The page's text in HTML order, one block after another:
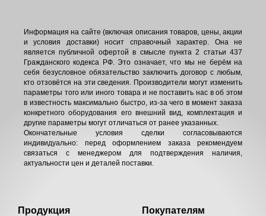
Информация на сайте (включая описания товаров, цены, акции
и условия доставки) носит справочный характер. Она не
является публичной офертой в смысле пункта 2 статьи 437
Гражданского кодекса РФ. Это означает, что мы не берём на
себя безусловное обязательство заключить договор с любым,
кто отзовётся на эти сведения. Производители могут изменить
параметры того или иного товара и не поставить нас в об этом
в известность максимально быстро, из-за чего в момент заказа
конкретного оборудования его внешний вид, комплектация и
другие параметры могут отличаться от ранее указанных.
Окончательные условия сделки согласовываются
индивидуально: перед оформлением заказа рекомендуем
связаться с менеджером для подтверждения наличия,
актуальности цен и деталей поставки.
Продукция Покупателям